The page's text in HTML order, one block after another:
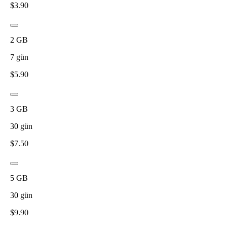
$3.90
2 GB
7 gün
$5.90
3 GB
30 gün
$7.50
5 GB
30 gün
$9.90